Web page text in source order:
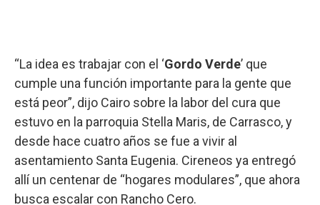
“La idea es trabajar con el ‘Gordo Verde’ que
cumple una función importante para la gente que
está peor”, dijo Cairo sobre la labor del cura que
estuvo en la parroquia Stella Maris, de Carrasco, y
desde hace cuatro años se fue a vivir al
asentamiento Santa Eugenia. Cireneos ya entregó
allí un centenar de “hogares modulares”, que ahora
busca escalar con Rancho Cero.